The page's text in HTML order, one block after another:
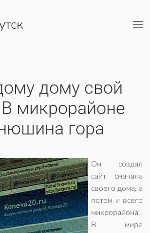
дому свой
В микрорайоне
гора
Он создал
сайт сначала
своего дома, а
потом и всего
микрорайона.
В мире